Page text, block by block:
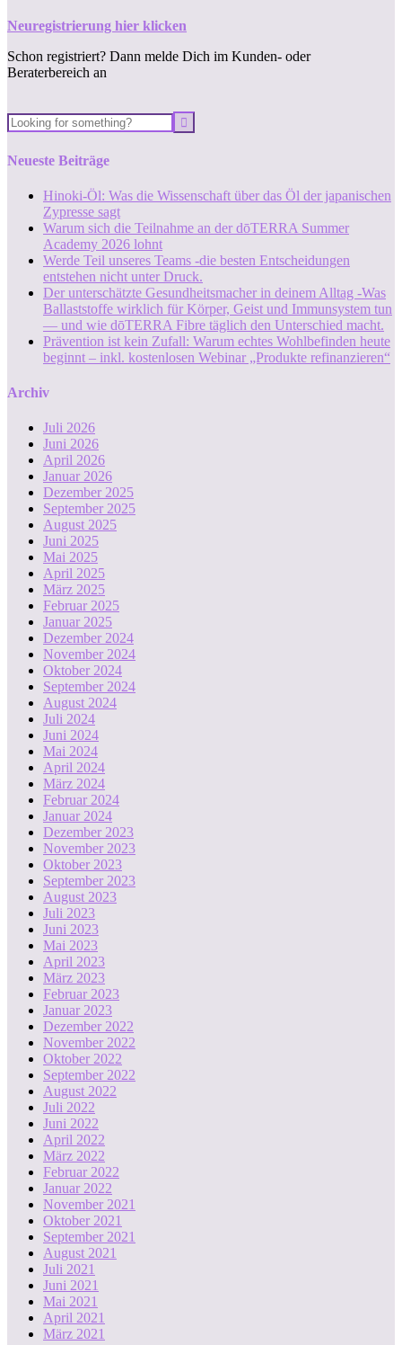
Neuregistrierung hier klicken
Schon registriert? Dann melde Dich im Kunden- oder
Beraterbereich an
Neueste Beiträge
Hinoki-Öl: Was die Wissenschaft über das Öl der japanischen
Zypresse sagt
Warum sich die Teilnahme an der dōTERRA Summer
Academy 2026 lohnt
Werde Teil unseres Teams -die besten Entscheidungen
entstehen nicht unter Druck.
Der unterschätzte Gesundheitsmacher in deinem Alltag -Was
Ballaststoffe wirklich für Körper, Geist und Immunsystem tun
— und wie dōTERRA Fibre täglich den Unterschied macht.
Prävention ist kein Zufall: Warum echtes Wohlbefinden heute
beginnt – inkl. kostenlosen Webinar „Produkte refinanzieren“
Archiv
Juli 2026
Juni 2026
April 2026
Januar 2026
Dezember 2025
September 2025
August 2025
Juni 2025
Mai 2025
April 2025
März 2025
Februar 2025
Januar 2025
Dezember 2024
November 2024
Oktober 2024
September 2024
August 2024
Juli 2024
Juni 2024
Mai 2024
April 2024
März 2024
Februar 2024
Januar 2024
Dezember 2023
November 2023
Oktober 2023
September 2023
August 2023
Juli 2023
Juni 2023
Mai 2023
April 2023
März 2023
Februar 2023
Januar 2023
Dezember 2022
November 2022
Oktober 2022
September 2022
August 2022
Juli 2022
Juni 2022
April 2022
März 2022
Februar 2022
Januar 2022
November 2021
Oktober 2021
September 2021
August 2021
Juli 2021
Juni 2021
Mai 2021
April 2021
März 2021